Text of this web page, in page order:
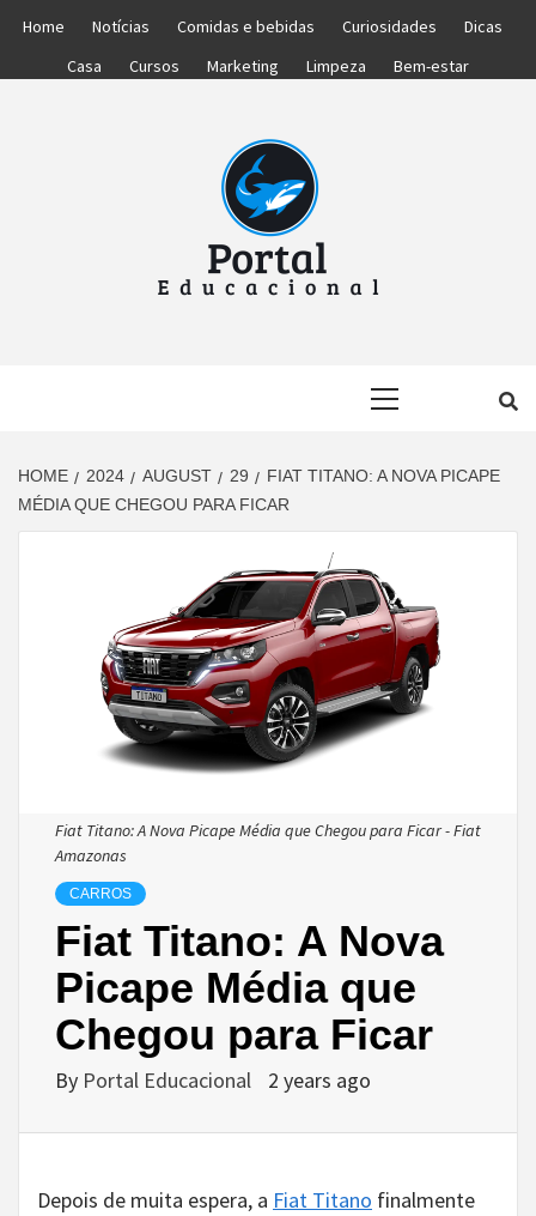
Home Notícias Comidas e bebidas Curiosidades
Dicas
Casa
Cursos Marketing Limpeza Bem-estar
HOME 2024 AUGUST 29
FIAT TITANO: A NOVA PICAPE
MÉDIA QUE CHEGOU PARA FICAR
Fiat Titano: A Nova Picape Média que Chegou para Ficar - Fiat
Amazonas
CARROS
Fiat Titano: A Nova
Picape Média que
Chegou para Ficar
By Portal Educacional 2 years ago
Depois de muita espera, a Fiat Titano finalmente